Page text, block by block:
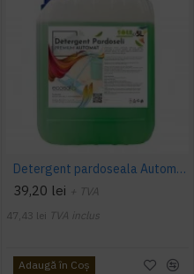
Detergent pardoseala Automat premium AQAS
39,20 lei + TVA
47,43 lei TVA inclus
Adaugă în Coş